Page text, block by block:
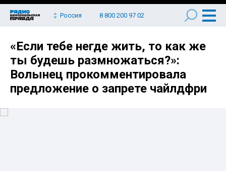
Россия 8 800 200 97 02
«Если тебе негде жить, то как же
ты будешь размножаться?»:
Волынец прокомментировала
предложение о запрете чайлдфри